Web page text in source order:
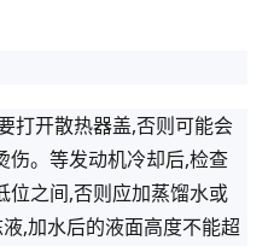
打开散热器盖,否则可能会
伤。等发动机冷却后,检查
位之间,否则应加蒸馏水或
,加水后的液面高度不能超